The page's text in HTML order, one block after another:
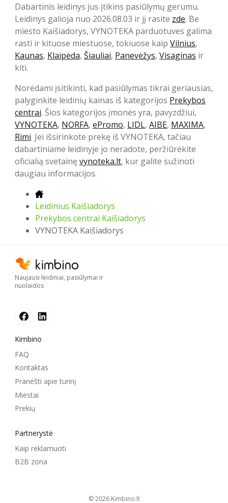
Dabartinis leidinys jus įtikins pasiūlymų gerumu.
Leidinys galioja nuo 2026.08.03 ir jį rasite zde. Be
miesto Kaišiadorys, VYNOTEKA parduotuves galima
rasti ir kituose miestuose, tokiuose kaip Vilnius,
Kaunas, Klaipėda, Šiauliai, Panevėžys, Visaginas ir
kiti.
Norėdami įsitikinti, kad pasiūlymas tikrai geriausias,
palyginkite leidinių kainas iš kategorijos Prekybos
centrai. Šios kategorijos įmonės yra, pavyzdžiui,
VYNOTEKA, NORFA, ePromo, LIDL, AIBE, MAXIMA,
Rimi. Jei išsirinkote prekę iš VYNOTEKA, tačiau
dabartiniame leidinyje jo neradote, peržiūrėkite
oficialią svetainę vynoteka.lt, kur galite sužinoti
daugiau informacijos.
Leidinius Kaišiadorys
Prekybos centrai Kaišiadorys
VYNOTEKA Kaišiadorys
Naujausi leidiniai, pasiūlymai ir
nuolaidos
Kimbino
FAQ
Kontaktas
Pranešti apie turinį
Miestai
Prekių
Partnerystė
Kaip reklamuoti
B2B zona
© 2026 kimbino.lt